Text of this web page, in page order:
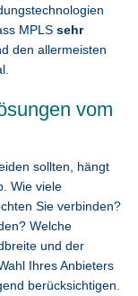
MPLS sehr
den allermeisten
vom
sollten, hängt
Wie viele
Sie verbinden?
Welche
und der
Ihres Anbieters
berücksichtigen.